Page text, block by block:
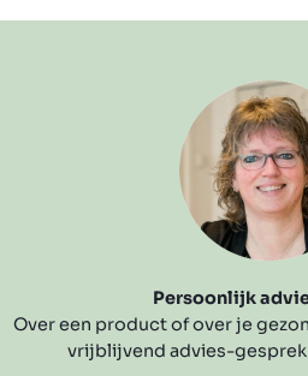
Persoonlijk
Over een product of over je
vrijblijvend advies-gesprek